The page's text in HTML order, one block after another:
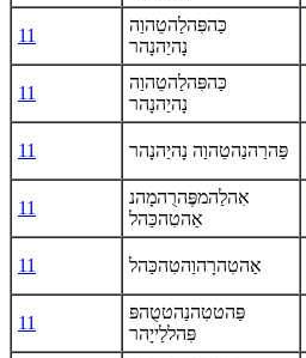
11
כַּהפִּהלַהטֵהוַה
11
כַּהפִּהלַהטֵהוַה
11 פַּהרַהנַהטֵהוַה נָהיַהנָהר
11
אִהלַהמפֶּהרֻהמָהנ
אַהטִהכַּהל
11 אַהטִהרָהוַהטִהכַּהל
11
פַּהטטִהנַהטטֻהפּ
פִּהללַייָהר